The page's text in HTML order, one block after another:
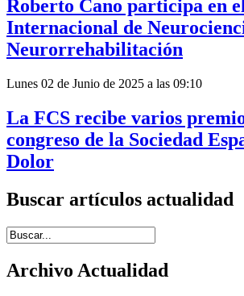
Roberto Cano participa en
Internacional de
Neurorrehabilitación
Lunes 02 de Junio de 2025 a las 09:10
La FCS recibe varios
congreso de la Sociedad
Dolor
Buscar artículos actualidad
Introduce términos de búsqueda
Archivo Actualidad